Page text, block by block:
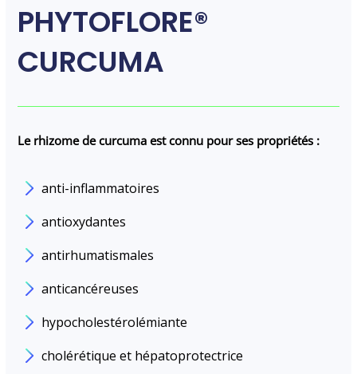
PHYTOFLORE®
CURCUMA
Le rhizome de curcuma est connu pour ses propriétés :
anti-inflammatoires
antioxydantes
antirhumatismales
anticancéreuses
hypocholestérolémiante
cholérétique et hépatoprotectrice